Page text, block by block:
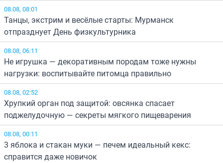
08.08, 08:01
Танцы, экстрим и весёлые старты: Мурманск
отпразднует День физкультурника
08.08, 06:11
Не игрушка — декоративным породам тоже нужны
нагрузки: воспитывайте питомца правильно
08.08, 02:52
Хрупкий орган под защитой: овсянка спасает
поджелудочную — секреты мягкого пищеварения
08.08, 00:11
3 яблока и стакан муки — печем идеальный кекс:
справится даже новичок